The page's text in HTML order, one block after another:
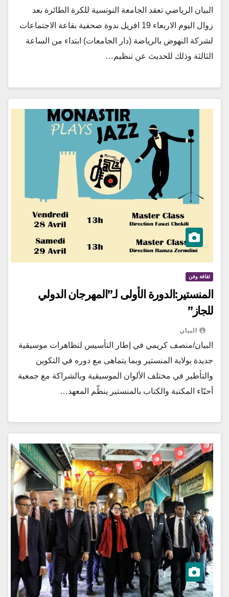
البيان الرياضي تعقد الجامعة النونسية للكرة الطائرة بعد
زوال اليوم الاربعاء 19 افريل ندوة صحفية بقاعة الاجتماعات
لشركة النهوض بالرياضة (دار الجامعات) ابتداء من الساعة
الثالثة وذلك للحديث عن تنظيم…
ثقافة وفن
المنستير:الدورة الأولى لـ”المهرجان الدولي
للجاز”
البيان
البيان/منصف كريمي في إطار التأسيس لتظاهرات موسيقية
جديدة بولاية المنستير وبما يتماهى مع دوره في التكوين
والتأطير في مختلف الألوان الموسيقية وبالشراكة مع جمعية
أحبّاء المكتبة والكتاب بالمنستير ينظّم المعهد…